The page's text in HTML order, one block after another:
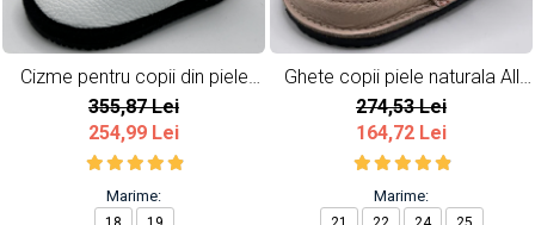
Cizme pentru copii din piele
naturala Snow
355,87 Lei
254,99 Lei
Marime:
Ghete copii piele naturala All
Pink
274,53 Lei
164,72 Lei
Marime: